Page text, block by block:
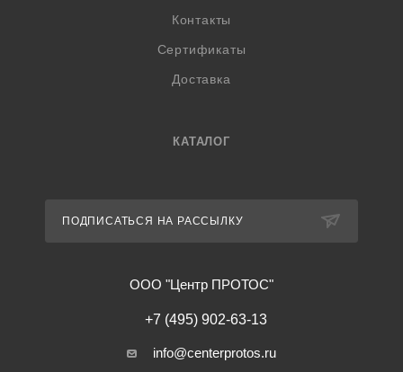
Контакты
Сертификаты
Доставка
КАТАЛОГ
ПОДПИСАТЬСЯ НА РАССЫЛКУ
ООО "Центр ПРОТОС"
+7 (495) 902-63-13
info@centerprotos.ru